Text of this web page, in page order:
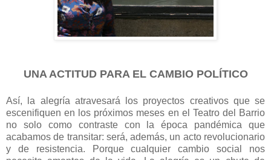
UNA ACTITUD PARA EL CAMBIO POLÍTICO
Así, la alegría atravesará los proyectos creativos que se
escenifiquen en los próximos meses en el Teatro del Barrio
no solo como contraste con la época pandémica que
acabamos de transitar: será, además, un acto revolucionario
y de resistencia. Porque cualquier cambio social nos